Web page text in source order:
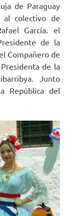
de Paraguay
al colectivo de
García. el
de la
Compañero de
de la
Junto
República del